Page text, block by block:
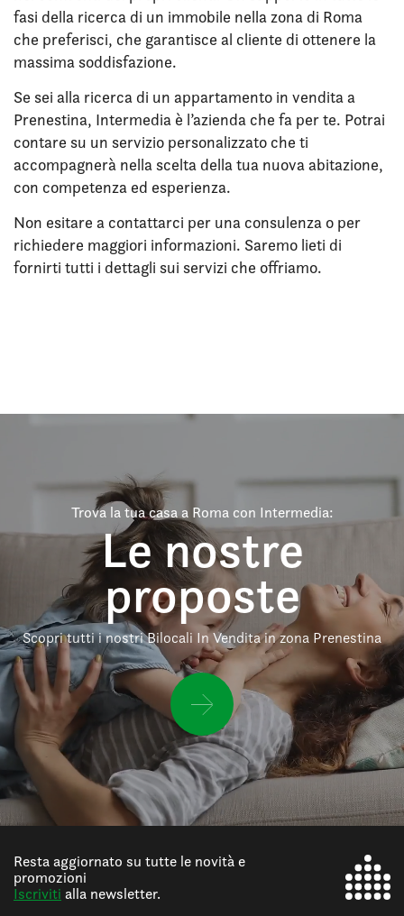
fasi della ricerca di un immobile nella zona di Roma
che preferisci, che garantisce al cliente di ottenere la
massima soddisfazione.
Se sei alla ricerca di un appartamento in vendita a
Prenestina, Intermedia è l’azienda che fa per te. Potrai
contare su un servizio personalizzato che ti
accompagnerà nella scelta della tua nuova abitazione,
con competenza ed esperienza.
Non esitare a contattarci per una consulenza o per
richiedere maggiori informazioni. Saremo lieti di
fornirti tutti i dettagli sui servizi che offriamo.
Trova la tua casa a Roma con Intermedia:
Le nostre
proposte
Scopri tutti i nostri Bilocali In Vendita in zona Prenestina
Resta aggiornato su tutte le novità e
promozioni
Iscriviti alla newsletter.